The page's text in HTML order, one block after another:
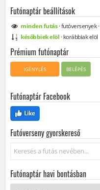
Futónaptár beállítások
mindenfutás·futóversenyek·
későbbiek elöl ·korábbiak elöl
Prémium futónaptár
IGÉNYLÉS BELÉPÉS
Futónaptár Facebook
Futóverseny gyorskereső
Keresés...
Futónaptár havi bontásban